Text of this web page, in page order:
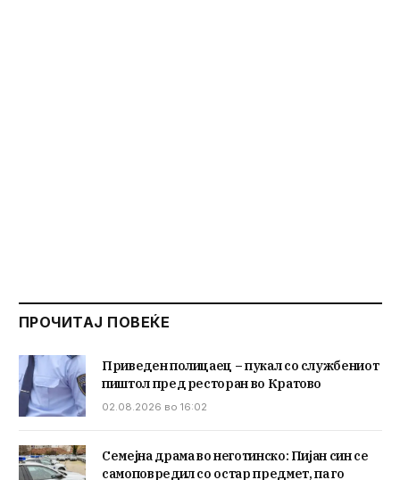
ПРОЧИТАЈ ПОВЕЌЕ
Приведен полицаец – пукал со службениот
пиштол пред ресторан во Кратово
02.08.2026 во 16:02
Семејна драма во неготинско: Пијан син се
самоповредил со остар предмет, па го